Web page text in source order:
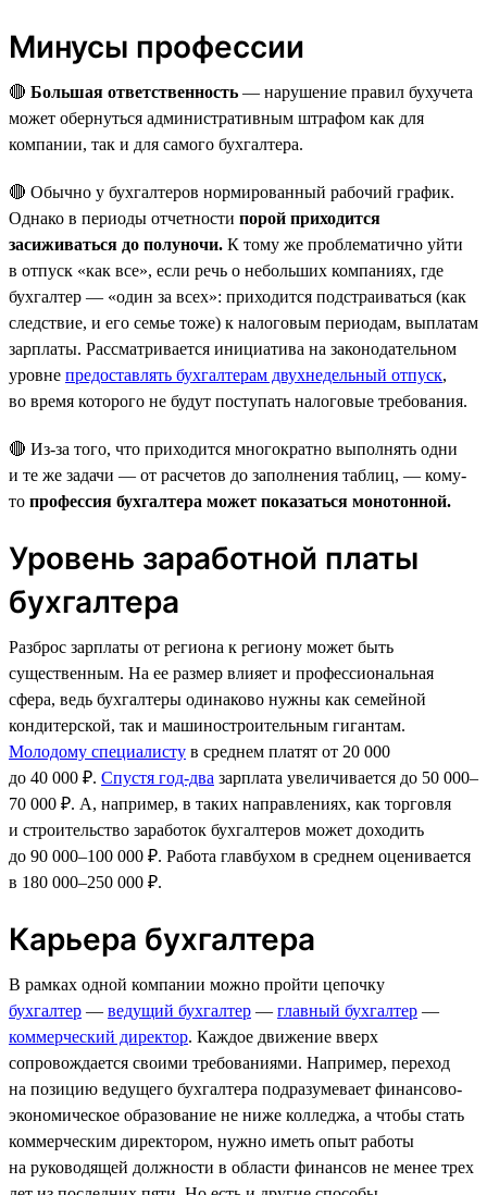
Минусы профессии
🔴 Большая ответственность — нарушение правил бухучета
может обернуться административным штрафом как для
компании, так и для самого бухгалтера.
🔴 Обычно у бухгалтеров нормированный рабочий график.
Однако в периоды отчетности порой приходится
засиживаться до полуночи. К тому же проблематично уйти
в отпуск «как все», если речь о небольших компаниях, где
бухгалтер — «один за всех»: приходится подстраиваться (как
следствие, и его семье тоже) к налоговым периодам, выплатам
зарплаты. Рассматривается инициатива на законодательном
уровне предоставлять бухгалтерам двухнедельный отпуск,
во время которого не будут поступать налоговые требования.
🔴 Из-за того, что приходится многократно выполнять одни
и те же задачи — от расчетов до заполнения таблиц, — кому-
то профессия бухгалтера может показаться монотонной.
Уровень заработной платы
бухгалтера
Разброс зарплаты от региона к региону может быть
существенным. На ее размер влияет и профессиональная
сфера, ведь бухгалтеры одинаково нужны как семейной
кондитерской, так и машиностроительным гигантам.
Молодому специалисту в среднем платят от 20 000
до 40 000 ₽. Спустя год-два зарплата увеличивается до 50 000–
70 000 ₽. А, например, в таких направлениях, как торговля
и строительство заработок бухгалтеров может доходить
до 90 000–100 000 ₽. Работа главбухом в среднем оценивается
в 180 000–250 000 ₽.
Карьера бухгалтера
В рамках одной компании можно пройти цепочку
бухгалтер — ведущий бухгалтер — главный бухгалтер —
коммерческий директор. Каждое движение вверх
сопровождается своими требованиями. Например, переход
на позицию ведущего бухгалтера подразумевает финансово-
экономическое образование не ниже колледжа, а чтобы стать
коммерческим директором, нужно иметь опыт работы
на руководящей должности в области финансов не менее трех